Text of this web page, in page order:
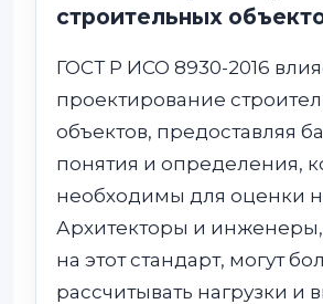
строительных
ГОСТ Р ИСО 8930-2016
проектирование
объектов, предоставляя
понятия и определения,
необходимы для оценки
Архитекторы и
на этот стандарт, могут
рассчитывать нагрузки и